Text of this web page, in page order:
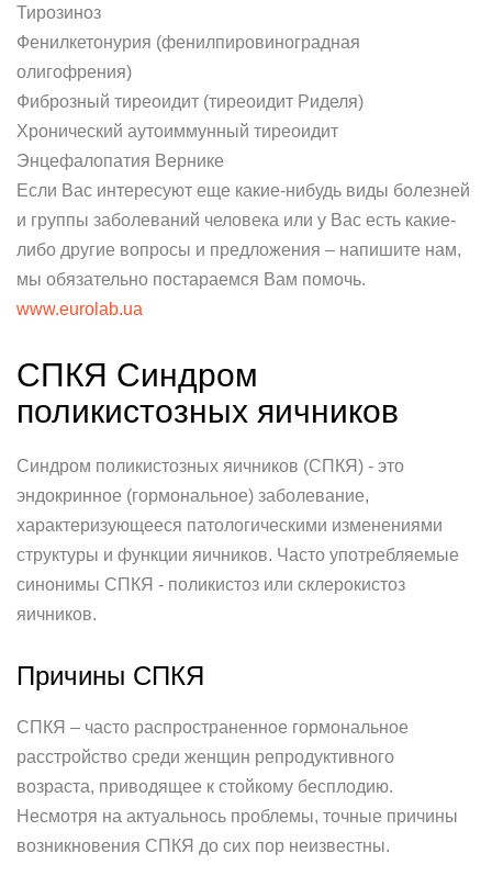
Тирозиноз
Фенилкетонурия (фенилпировиноградная
олигофрения)
Фиброзный тиреоидит (тиреоидит Риделя)
Хронический аутоиммунный тиреоидит
Энцефалопатия Вернике
Если Вас интересуют еще какие-нибудь виды болезней
и группы заболеваний человека или у Вас есть какие-
либо другие вопросы и предложения – напишите нам,
мы обязательно постараемся Вам помочь.
www.eurolab.ua
СПКЯ Синдром
поликистозных яичников
Синдром поликистозных яичников (СПКЯ) - это
эндокринное (гормональное) заболевание,
характеризующееся патологическими изменениями
структуры и функции яичников. Часто употребляемые
синонимы СПКЯ - поликистоз или склерокистоз
яичников.
Причины СПКЯ
СПКЯ – часто распространенное гормональное
расстройство среди женщин репродуктивного
возраста, приводящее к стойкому бесплодию.
Несмотря на актуальнось проблемы, точные причины
возникновения СПКЯ до сих пор неизвестны.